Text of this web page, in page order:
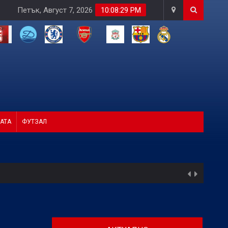
10:08:31 PM
Петък, Август 7, 2026
ФУТЗАЛ